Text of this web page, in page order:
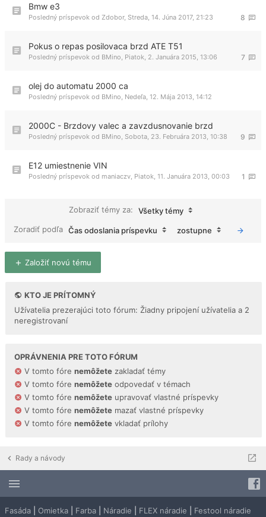
Bmw e3
8
Posledný príspevok od Zdobor, Streda, 14. Júna 2017, 21:23
Pokus o repas posilovaca brzd ATE T51
7
Posledný príspevok od BMino Piatok, 2. Januára 2015, 13:06
olej do automatu 2000 ca
Posledný príspevok od BMino Nedeľa, 12. Mája 2013, 14:12
2000C - Brzdovy valec a zavzdusnovanie brzd
9
Posledný príspevok od BMino Sobota, 23. Februára 2013, 10:38
E12 umiestnenie VIN
1
Posledný príspevok od maniaczv Piatok, 11. Januára 2013, 00:03
Zobraziť témy za:
Všetky témy
Zoradiť podľa Čas odoslania príspevku zostupne
Založiť novú tému
KTO JE PRÍTOMNÝ
Užívatelia prezerajúci toto fórum: Žiadny pripojení užívatelia a 2
neregistrovaní
OPRÁVNENIA PRE TOTO FÓRUM
V tomto fóre nemôžete zakladať témy
V tomto fóre nemôžete odpovedať v témach
V tomto fóre nemôžete upravovať vlastné príspevky
V tomto fóre nemôžete mazať vlastné príspevky
V tomto fóre nemôžete vkladať prílohy
Rady a návody
Fasáda Omietka Farba Náradie FLEX náradie Festool náradie